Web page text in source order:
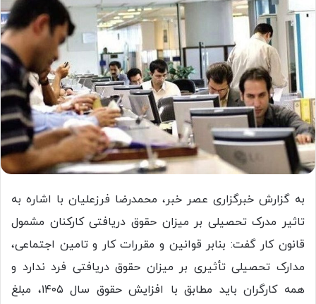
به گزارش خبرگزاری عصر خبر، محمدرضا فرزعلیان با اشاره به
تاثیر مدرک تحصیلی بر میزان حقوق دریافتی کارکنان مشمول
قانون کار گفت:️ بنابر قوانین و مقررات کار و تامین اجتماعی،
مدارک تحصیلی تأثیری بر میزان حقوق دریافتی فرد ندارد و
همه کارگران باید مطابق با افزایش حقوق سال ۱۴۰۵، مبلغ